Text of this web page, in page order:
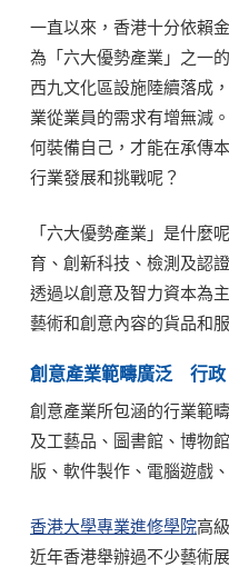
一直以來，香港十分依賴
為「六大優勢產業」之一
西九文化區設施陸續落成
業從業員的需求有增無減
何裝備自己，才能在承傳
行業發展和挑戰呢？
「六大優勢產業」是什麼
育、創新科技、檢測及認
透過以創意及智力資本為
藝術和創意內容的貨品和服
創意產業範疇廣泛 行政
創意產業所包涵的行業範
及工藝品、圖書館、博物
版、軟件製作、電腦遊戲
香港大學專業進修學院高
近年香港舉辦過不少藝術